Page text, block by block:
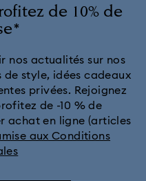
de 10% de
nos actualités sur nos
style, idées cadeaux
privées. Rejoignez
de -10 % de
achat en ligne (articles
aux Conditions